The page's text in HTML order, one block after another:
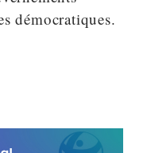
démocratiques.